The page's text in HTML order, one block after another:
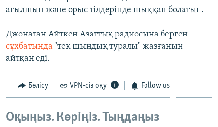
Басқа тілдерде
ағылшын және орыс тілдерінде шыққан болатын.
Джонатан Айткен Азаттық радиосына берген
сұхбатында "тек шындық туралы" жазғанын
айтқан еді.
Бөлісу VPN-сіз оқу Follow us
Оқыңыз. Көріңіз. Тыңдаңыз